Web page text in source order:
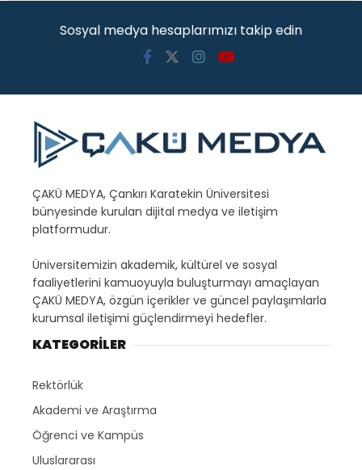
Sosyal medya hesaplarımızı takip edin
ÇAKÜ MEDYA, Çankırı Karatekin Üniversitesi
bünyesinde kurulan dijital medya ve iletişim
platformudur.
Üniversitemizin akademik, kültürel ve sosyal
faaliyetlerini kamuoyuyla buluşturmayı amaçlayan
ÇAKÜ MEDYA, özgün içerikler ve güncel paylaşımlarla
kurumsal iletişimi güçlendirmeyi hedefler.
KATEGORİLER
Rektörlük
Akademi ve Araştırma
Öğrenci ve Kampüs
Uluslararası